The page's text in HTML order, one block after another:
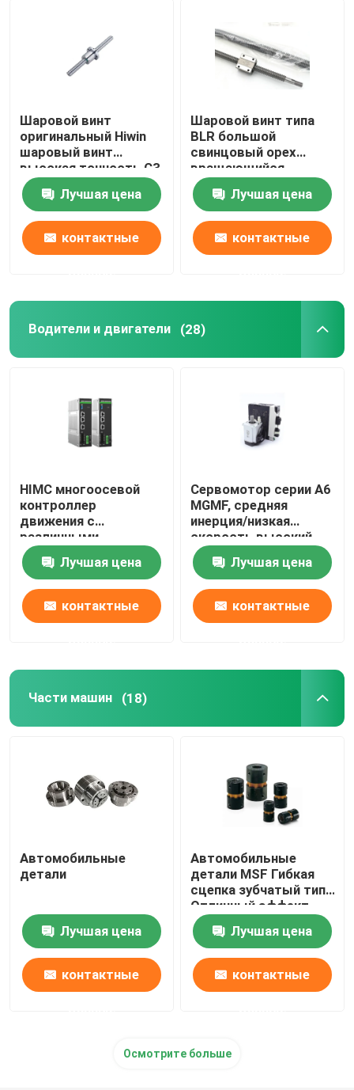
Наша фабрика
контроль качества
контактные данные
Новости
Электронные компоненты
Водители и двигатели
Линейное руководство
Пневматический элемент
Офисные колёса
ПКБ-карта
Сцепление
Ежедневные необходимости
Шаровой винт
оригинальный Hiwin
шаровый винт
высокая точность C3
C5 C0 шаровый винт
Лучшая цена
контактные
Шаровой винт типа
BLR большой
свинцовый орех
вращающийся
валяющийся
шаровый винт,
точный шаровый
винт и валяющийся
шаровый винт.
Лучшая цена
контактные
Водители и двигатели (28)
HIMC многоосевой
контроллер
движения с
различными
программами для
удовлетворения
потребностей
промышленных
приложений.
Лучшая цена
контактные
Сервомотор серии A6
MGMF, средняя
инерция/низкая
скорость высокий
крутящий момент, тип
соединителя,
надежная работа.
Лучшая цена
контактные
Части машин (18)
Автомобильные
детали
Лучшая цена
контактные
Автомобильные
детали MSF Гибкая
сцепка зубчатый тип
Отличный эффект
эластичности
Лучшая цена
контактные
Осмотрите больше